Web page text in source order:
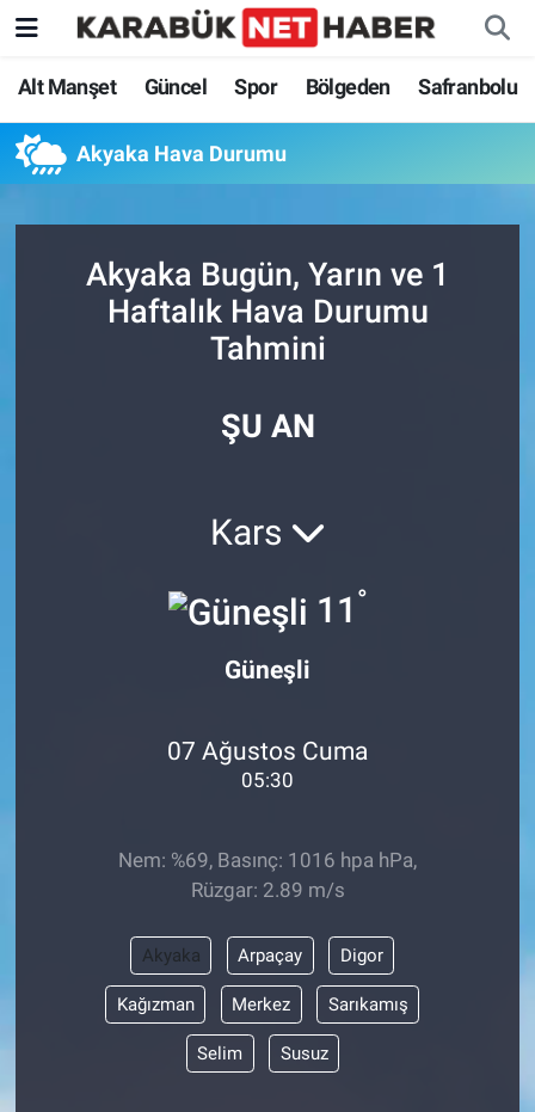
Alt Manşet Güncel Spor Bölgeden Safranbolu
Akyaka Hava Durumu
Akyaka Bugün, Yarın ve 1
Haftalık Hava Durumu
Tahmini
ŞU AN
Kars
11 °
Güneşli
07 Ağustos Cuma
05:30
Nem: %69, Basınç: 1016 hpa hPa,
Rüzgar: 2.89 m/s
Akyaka Arpaçay Digor
Kağızman Merkez Sarıkamış
Selim Susuz